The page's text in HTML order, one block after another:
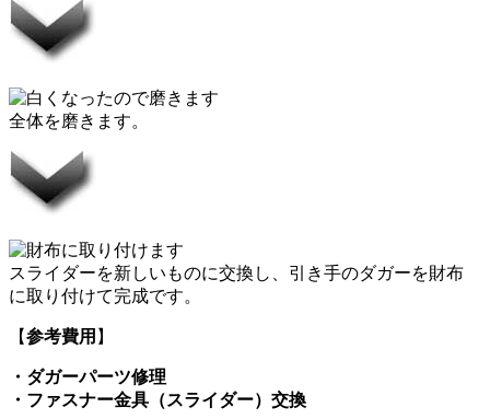
全体を磨きます。
スライダーを新しいものに交換し、引き手のダガーを財布
に取り付けて完成です。
【参考費用 】
・ダガーパーツ修理
・ファスナー金具（スライダー）交換